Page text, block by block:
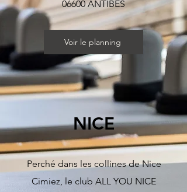
06600 ANTIBES
Voir le planning
NICE
Perché dans les collines de Nice
Cimiez, le club ALL YOU NICE